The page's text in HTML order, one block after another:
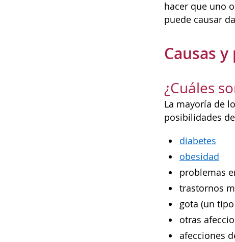
hacer que uno
puede causar
Causas
¿Cuáles
La mayoría de
posibilidades
diabetes
obesidad
problemas
trastornos
gota (un
otras
afecciones